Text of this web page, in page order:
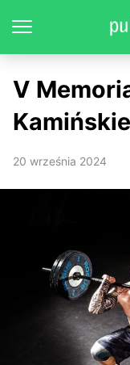
V
20 września 2024